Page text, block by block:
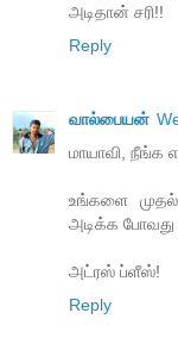
அடிதான் சரி!!
Reply
வால்பையன்
மாயாவி, நீங்க
உங்களை
அடிக்க போவது
அட்ரஸ் ப்ளீஸ்!
Reply